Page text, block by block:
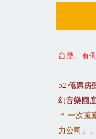
台壓、有
52 億票房
幻音樂國
＊ 一次蒐
力公司」